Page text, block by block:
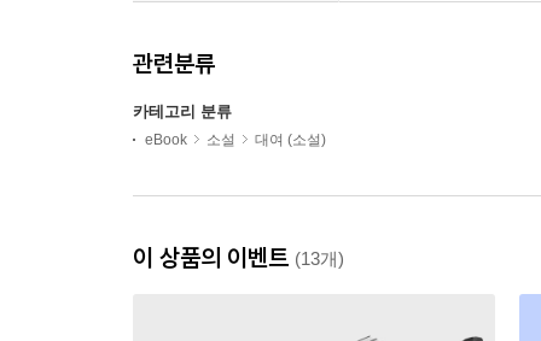
관련분류
카테고리 분류
eBook 소설 대여 (소설)
이 상품의 이벤트 (13개)